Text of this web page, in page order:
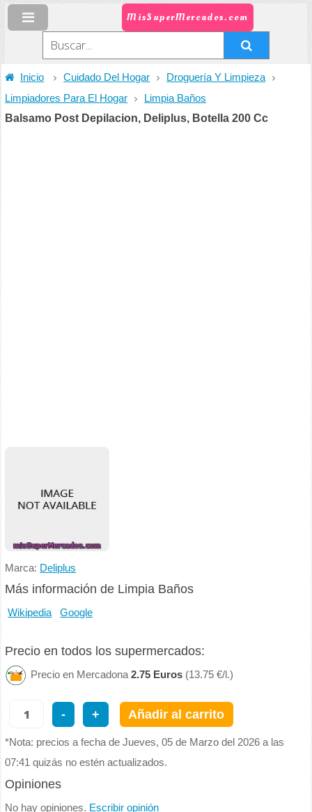
MisSuperMercados.com
Inicio Cuidado Del Hogar
Droguería Y Limpieza
Limpiadores Para El Hogar
Limpia Baños
Balsamo Post Depilacion, Deliplus, Botella 200 Cc
Marca: Deliplus
Más información de Limpia Baños
Wikipedia Google
Precio en todos los supermercados:
Precio en Mercadona2.75 Euros (13.75 €/l.)
- + Añadir al carrito
*Nota: precios a fecha de Jueves, 05 de Marzo del 2026 a las
07:41 quizás no estén actualizados.
Opiniones
No hay opiniones. Escribir opinión